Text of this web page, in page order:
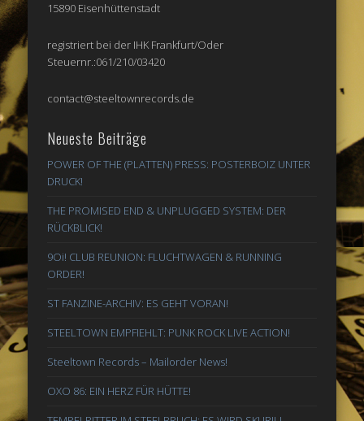
15890 Eisenhüttenstadt
registriert bei der IHK Frankfurt/Oder
Steuernr.:061/210/03420
contact@steeltownrecords.de
Neueste Beiträge
POWER OF THE (PLATTEN) PRESS: POSTERBOIZ UNTER
DRUCK!
THE PROMISED END & UNPLUGGED SYSTEM: DER
RÜCKBLICK!
9Oi! CLUB REUNION: FLUCHTWAGEN & RUNNING
ORDER!
ST FANZINE-ARCHIV: ES GEHT VORAN!
STEELTOWN EMPFIEHLT: PUNK ROCK LIVE ACTION!
Steeltown Records – Mailorder News!
OXO 86: EIN HERZ FÜR HÜTTE!